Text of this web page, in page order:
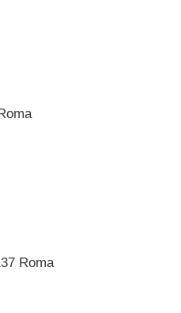
Roma